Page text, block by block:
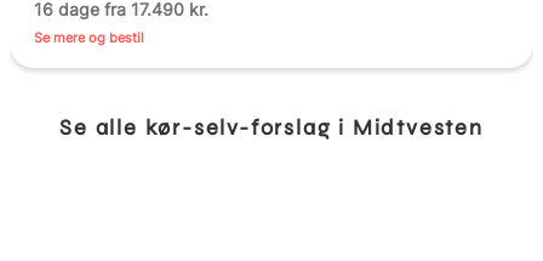
16 dage fra 17.490 kr.
Se mere og bestil
Se alle kør-selv-forslag i Midtvesten